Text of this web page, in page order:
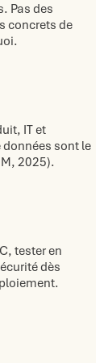
Pas des
concrets de
IT et
sont le
2025).
tester en
dès